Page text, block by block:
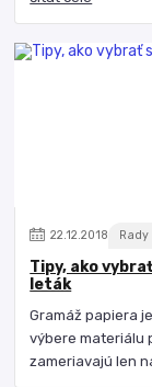
22.12.2018
Tipy, ako
leták
Gramáž papiera
výbere materiálu
zameriavajú len